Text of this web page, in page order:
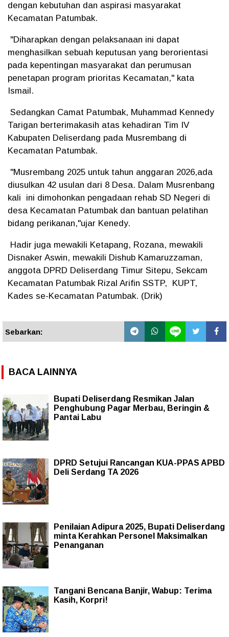
dengan kebutuhan dan aspirasi masyarakat
Kecamatan Patumbak.
"Diharapkan dengan pelaksanaan ini dapat
menghasilkan sebuah keputusan yang berorientasi
pada kepentingan masyarakat dan perumusan
penetapan program prioritas Kecamatan," kata
Ismail.
Sedangkan Camat Patumbak, Muhammad Kennedy
Tarigan berterimakasih atas kehadiran Tim IV
Kabupaten Deliserdang pada Musrembang di
Kecamatan Patumbak.
"Musrembang 2025 untuk tahun anggaran 2026,ada
diusulkan 42 usulan dari 8 Desa. Dalam Musrenbang
kali ini dimohonkan pengadaan rehab SD Negeri di
desa Kecamatan Patumbak dan bantuan pelatihan
bidang perikanan,"ujar Kenedy.
Hadir juga mewakili Ketapang, Rozana, mewakili
Disnaker Aswin, mewakili Dishub Kamaruzzaman,
anggota DPRD Deliserdang Timur Sitepu, Sekcam
Kecamatan Patumbak Rizal Arifin SSTP, KUPT,
Kades se-Kecamatan Patumbak. (Drik)
Sebarkan:
BACA LAINNYA
Bupati Deliserdang Resmikan Jalan
Penghubung Pagar Merbau, Beringin &
Pantai Labu
DPRD Setujui Rancangan KUA-PPAS APBD
Deli Serdang TA 2026
Penilaian Adipura 2025, Bupati Deliserdang
minta Kerahkan Personel Maksimalkan
Penanganan
Tangani Bencana Banjir, Wabup: Terima
Kasih, Korpri!